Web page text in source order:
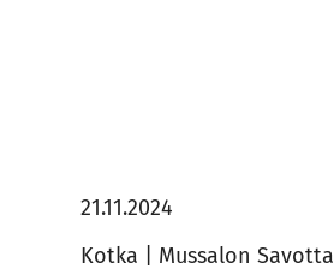
21.11.2024
Kotka | Mussalon Savotta